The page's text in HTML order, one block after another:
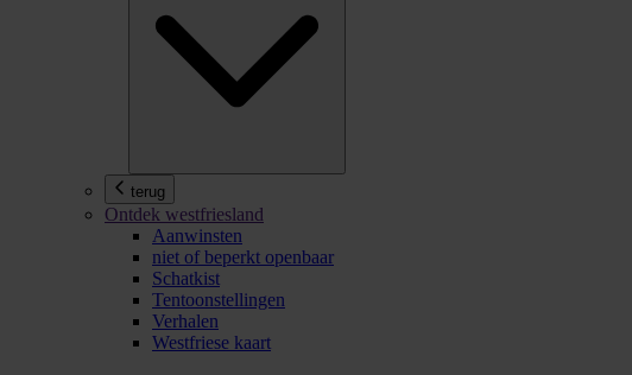
terug
Ontdek westfriesland
Aanwinsten
niet of beperkt openbaar
Schatkist
Tentoonstellingen
Verhalen
Westfriese kaart